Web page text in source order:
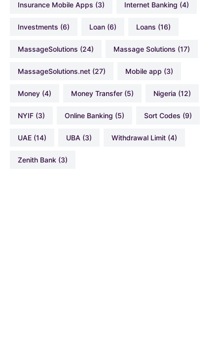
Insurance Mobile Apps (3) Internet Banking (4)
Investments (6) Loan (6) Loans (16)
MassageSolutions (24) Massage Solutions (17)
MassageSolutions.net (27) Mobile app (3)
Money (4) Money Transfer (5) Nigeria (12)
NYIF (3) Online Banking (5) Sort Codes (9)
UAE (14) UBA (3) Withdrawal Limit (4)
Zenith Bank (3)